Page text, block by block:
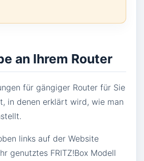
an Ihrem Router
für gängiger Router für Sie
in denen erklärt wird, wie man
links auf der Website
genutztes FRITZ!Box Modell